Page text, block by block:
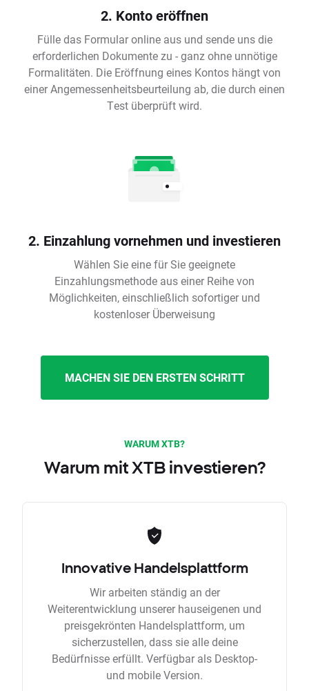
2. Konto eröffnen
Fülle das Formular online aus und sende uns die
erforderlichen Dokumente zu - ganz ohne unnötige
Formalitäten. Die Eröffnung eines Kontos hängt von
einer Angemessenheitsbeurteilung ab, die durch einen
Test überprüft wird.
2. Einzahlung vornehmen und investieren
Wählen Sie eine für Sie geeignete
Einzahlungsmethode aus einer Reihe von
Möglichkeiten, einschließlich sofortiger und
kostenloser Überweisung
MACHEN SIE DEN ERSTEN SCHRITT
WARUM XTB?
Warum mit XTB investieren?
Innovative Handelsplattform
Wir arbeiten ständig an der
Weiterentwicklung unserer hauseigenen und
preisgekrönten Handelsplattform, um
sicherzustellen, dass sie alle deine
Bedürfnisse erfüllt. Verfügbar als Desktop-
und mobile Version.